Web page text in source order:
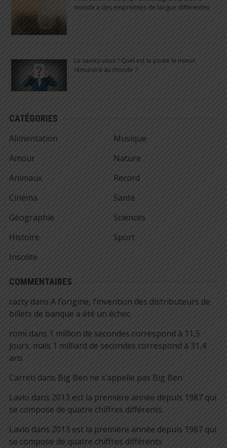
monde a des empreintes de langue différentes
Le saviez-vous ? Quel est le poste le mieux
rémunéré au monde ?
CATÉGORIES
Alimentation
Amour
Animaux
Cinéma
Géographie
Histoire
Insolite
Musique
Nature
Record
Santé
Sciences
Sport
COMMENTAIRES
caztydans A l’origine, l’invention des distributeurs de
billets de banque a été un échec
romi dans 1 million de secondes correspond à 11,5
jours, mais 1 milliard de secondes correspond à 31,4
ans
Carreti dans Big Ben ne s’appelle pas Big Ben
Lavio dans 2013 est la première année depuis 1987 qui
se compose de quatre chiffres différents
Lavio dans 2013 est la première année depuis 1987 qui
se compose de quatre chiffres différents